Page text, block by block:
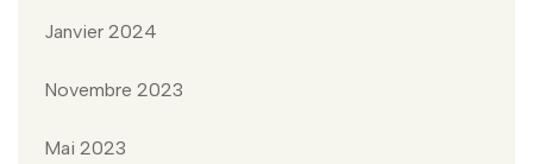
Janvier 2024
Novembre 2023
Mai 2023